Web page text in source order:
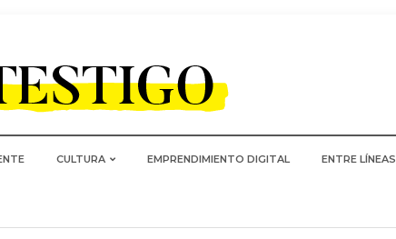
CULTURA EMPRENDIMIENTO DIGITAL ENTRE LÍNEAS